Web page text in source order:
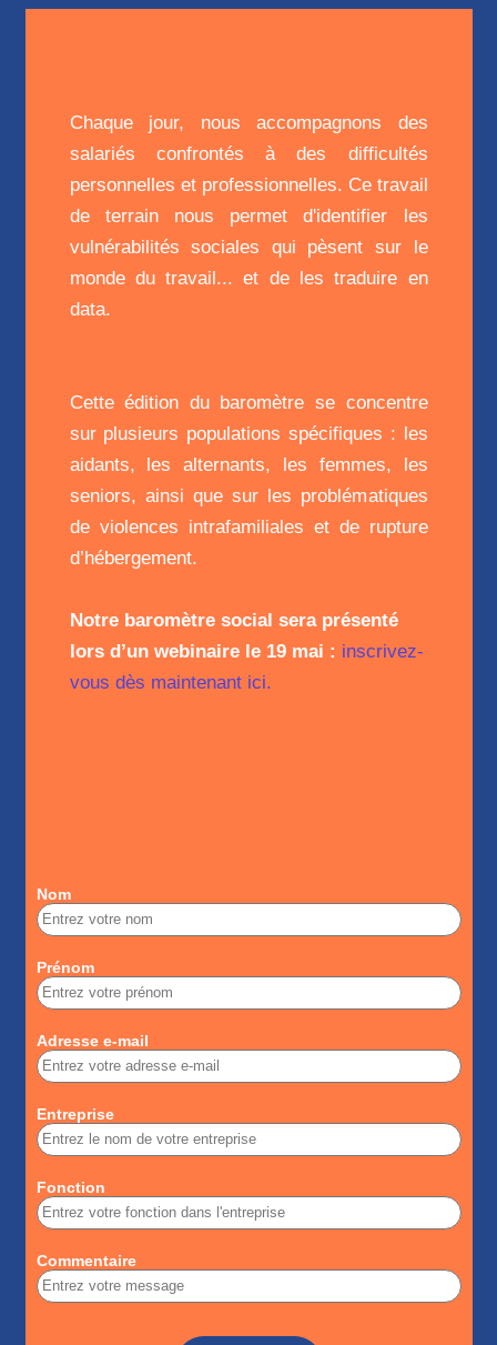
Chaque jour, nous accompagnons des
salariés confrontés à des difficultés
personnelles et professionnelles. Ce travail
de terrain nous permet d'identifier les
vulnérabilités sociales qui pèsent sur le
monde du travail... et de les traduire en
data.
Cette édition du baromètre se concentre
sur plusieurs populations spécifiques : les
aidants, les alternants, les femmes, les
seniors, ainsi que sur les problématiques
de violences intrafamiliales et de rupture
d’hébergement.
Notre baromètre social sera présenté
lors d’un webinaire le 19 mai : inscrivez-
vous dès maintenant ici.
Nom
Prénom
Adresse e-mail
Entreprise
Fonction
Commentaire